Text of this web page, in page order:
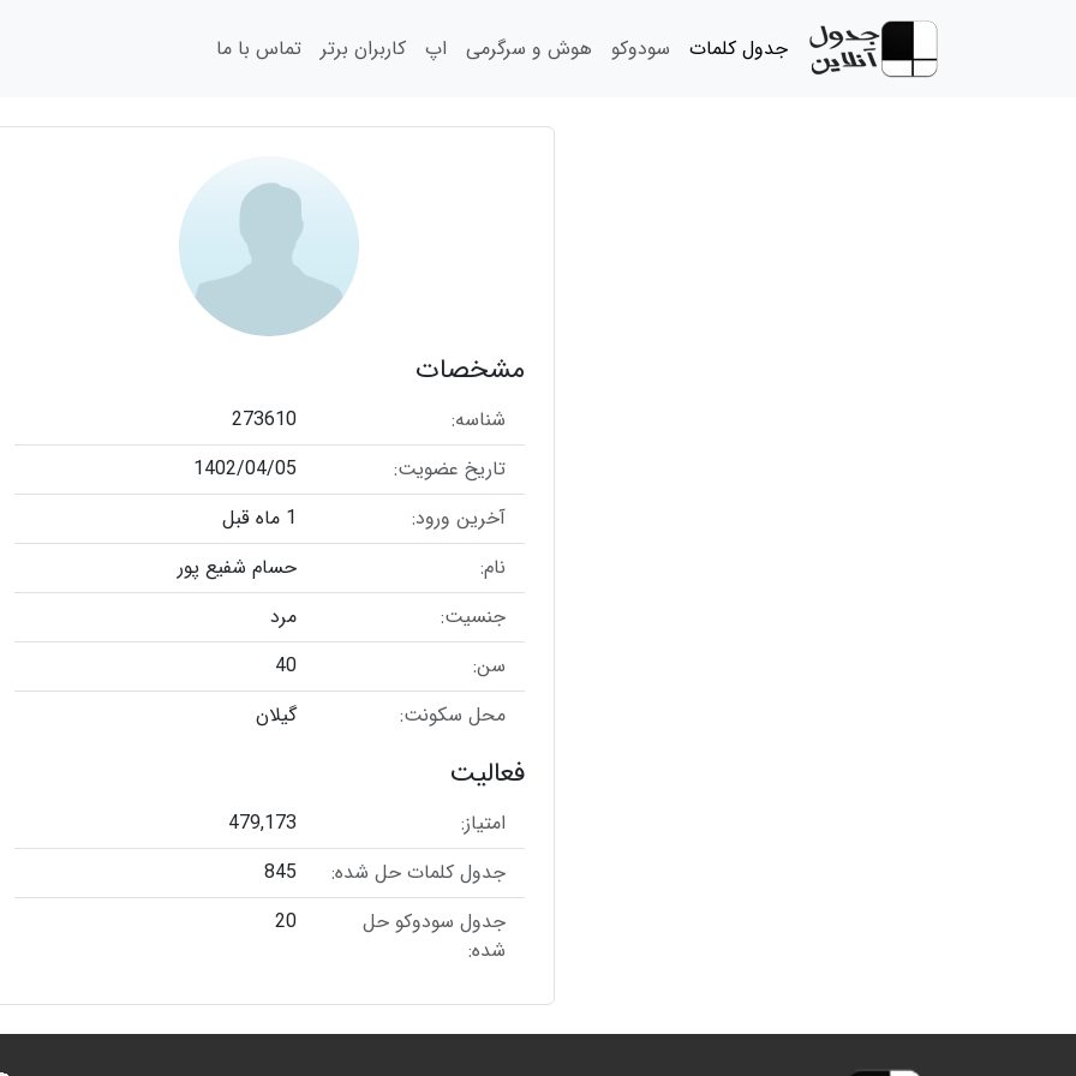
جدول کلمات سودوکو هوش و سرگرمی اپ کاربران برتر تماس با ما
مشخصات
شناسه:
273610
تاریخ عضویت:
1402/04/05
آخرین ورود:
1 ماه قبل
نام:
حسام شفیع پور
جنسیت:
مرد
سن:
40
محل سکونت:
گیلان
فعالیت
امتیاز:
479,173
جدول کلمات حل شده:
845
جدول سودوکو حل
شده:
20